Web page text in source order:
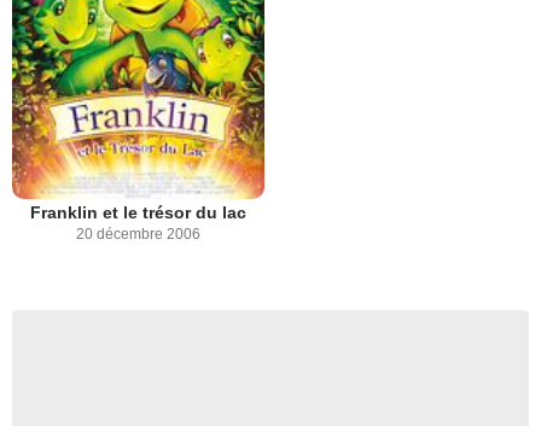
Franklin et le trésor du lac
20 décembre 2006